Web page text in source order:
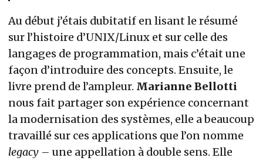
Au début j’étais dubitatif en lisant le résumé
sur l’histoire d’UNIX/Linux et sur celle des
langages de programmation, mais c’était une
façon d’introduire des concepts. Ensuite, le
livre prend de l’ampleur. Marianne Bellotti
nous fait partager son expérience concernant
la modernisation des systèmes, elle a beaucoup
travaillé sur ces applications que l’on nomme
legacy – une appellation à double sens. Elle